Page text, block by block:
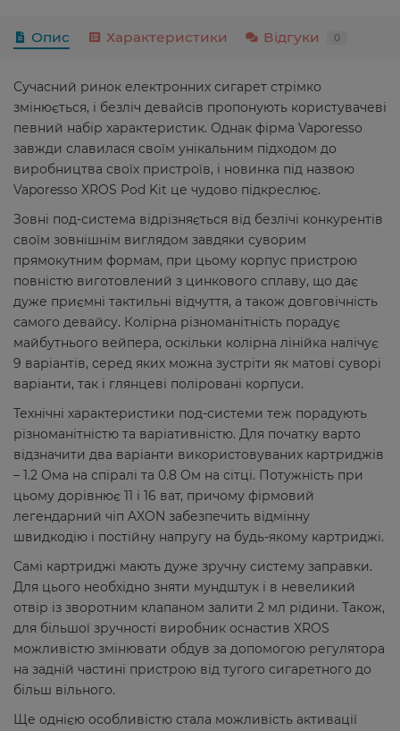
Опис Характеристики Відгуки 0
Сучасний ринок електронних сигарет стрімко
змінюється, і безліч девайсів пропонують користувачеві
певний набір характеристик. Однак фірма Vaporesso
завжди славилася своїм унікальним підходом до
виробництва своїх пристроїв, і новинка під назвою
Vaporesso XROS Pod Kit це чудово підкреслює.
Зовні под-система відрізняється від безлічі конкурентів
своїм зовнішнім виглядом завдяки суворим
прямокутним формам, при цьому корпус пристрою
повністю виготовлений з цинкового сплаву, що дає
дуже приємні тактильні відчуття, а також довговічність
самого девайсу. Колірна різноманітність порадує
майбутнього вейпера, оскільки колірна лінійка налічує
9 варіантів, серед яких можна зустріти як матові суворі
варіанти, так і глянцеві поліровані корпуси.
Технічні характеристики под-системи теж порадують
різноманітністю та варіативністю. Для початку варто
відзначити два варіанти використовуваних картриджів
– 1.2 Ома на спіралі та 0.8 Ом на сітці. Потужність при
цьому дорівнює 11 і 16 ват, причому фірмовий
легендарний чіп AXON забезпечить відмінну
швидкодію і постійну напругу на будь-якому картриджі.
Самі картриджі мають дуже зручну систему заправки.
Для цього необхідно зняти мундштук і в невеликий
отвір із зворотним клапаном залити 2 мл рідини. Також,
для більшої зручності виробник оснастив XROS
можливістю змінювати обдув за допомогою регулятора
на задній частині пристрою від тугого сигаретного до
більш вільного.
Ще однією особливістю стала можливість активації